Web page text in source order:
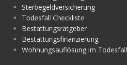
Sterbegeldversicherung
Todesfall Checkliste
Bestattungsratgeber
Bestattungsfinanzierung
Wohnungsauflösung im Todesfall